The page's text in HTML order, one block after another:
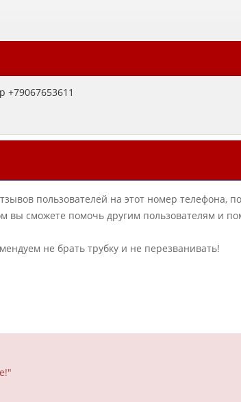
+79067653611
пользователей на этот номер телефона,
вы сможете помочь другим пользователям и
не брать трубку и не перезванивать!